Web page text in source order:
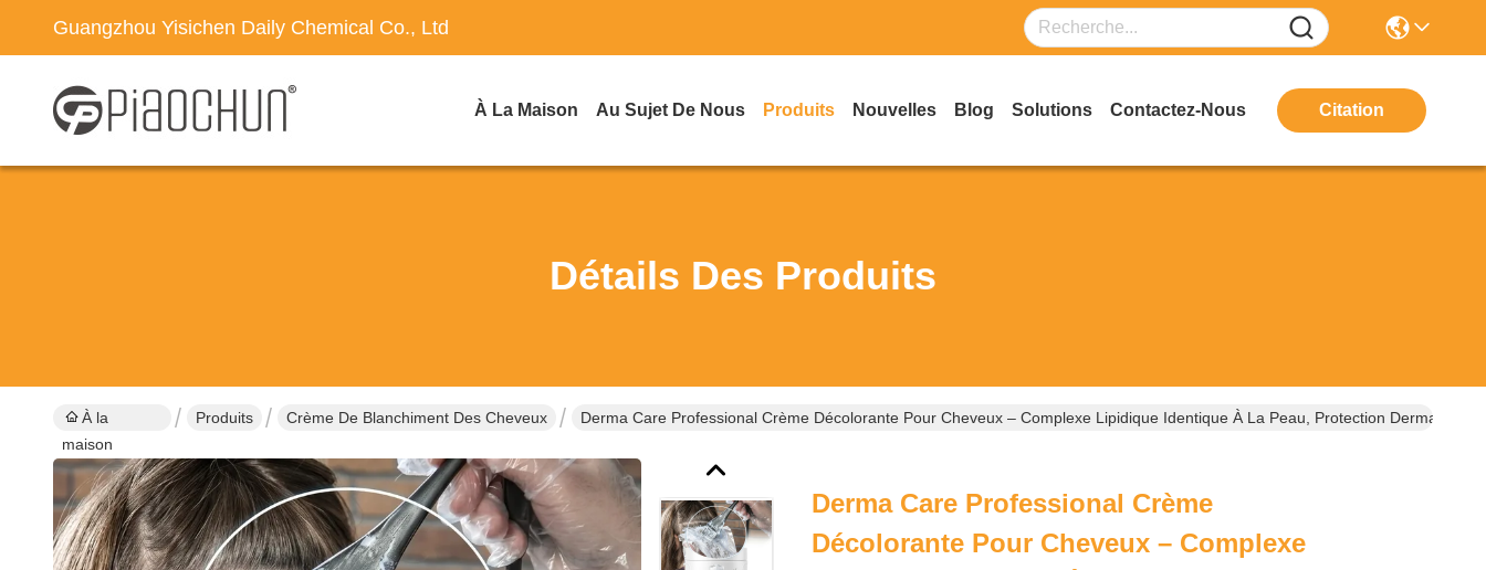
Guangzhou Yisichen Daily Chemical Co., Ltd
À La Maison Au Sujet De Nous Produits Nouvelles Blog Solutions Contactez-Nous Citation
Détails Des Produits
À la
maison
Produits Crème De Blanchiment Des Cheveux Derma Care Professional Crème Décolorante Pour Cheveux – Complexe Lipidique Identique À La Peau, Protection
Derma Care Professional Crème
Décolorante Pour Cheveux – Complexe